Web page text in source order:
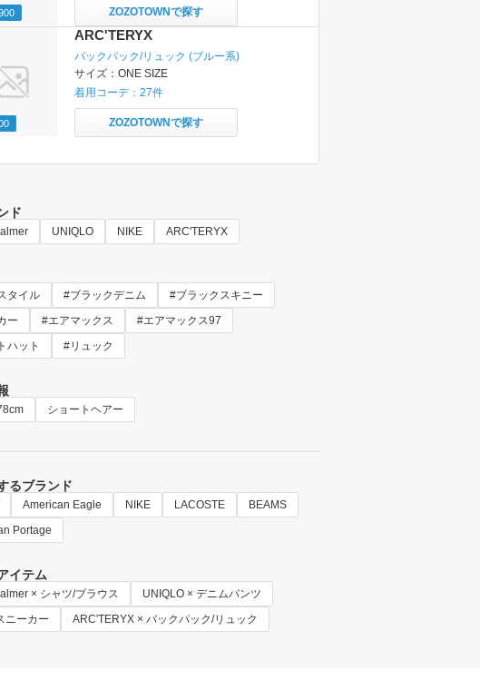
ZOZOTOWNで探す
ARC'TERYX
バックパック/リュック (ブルー系)
サイズ： ONE SIZE
着用コーデ： 27件
ZOZOTOWNで探す
ド
UNIQLO NIKE ARC'TERYX
タイル #ブラックデニム
#ブラックスキニー
ー
#エアマックス
#エアマックス97
ハット
#リュック
ショートヘアー
るブランド
American Eagle NIKE LACOSTE
BEAMS
Portage
イテム
× シャツ/ブラウス
UNIQLO × デニムパンツ
ニーカー
ARC'TERYX × バックパック/リュック